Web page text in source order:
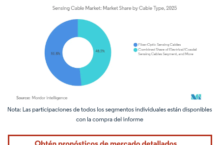
Imagen © Mordor Intelligence. El uso requiere atribución según CC BY 4.0.